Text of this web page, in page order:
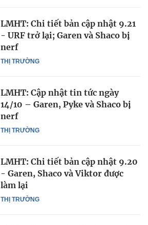
THỊ TRƯỜNG
LMHT: Chi tiết bản cập nhật 9.21
- URF trở lại; Garen và Shaco bị
nerf
THỊ TRƯỜNG
LMHT: Cập nhật tin tức ngày
14/10 – Garen, Pyke và Shaco bị
nerf
THỊ TRƯỜNG
LMHT: Chi tiết bản cập nhật 9.20
- Garen, Shaco và Viktor được
làm lại